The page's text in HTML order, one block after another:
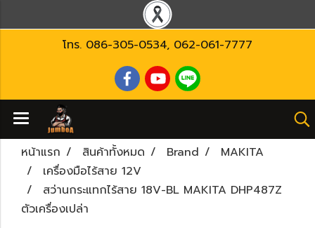
โทร. 086-305-0534, 062-061-7777
หน้าแรก สินค้าทั้งหมด Brand
MAKITA
เครื่องมือไร้สาย 12V
สว่านกระแทกไร้สาย 18V-BL MAKITA DHP487Z
ตัวเครื่องเปล่า